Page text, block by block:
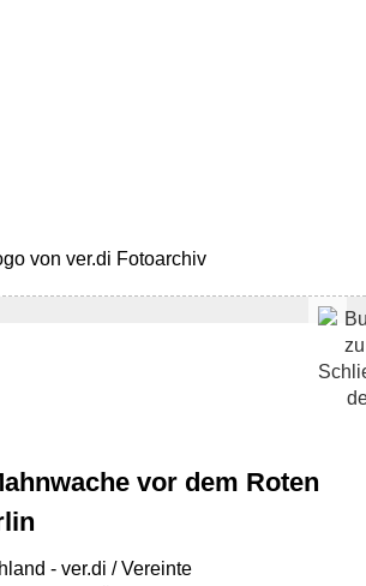
vor dem Roten
- ver.di / Vereinte